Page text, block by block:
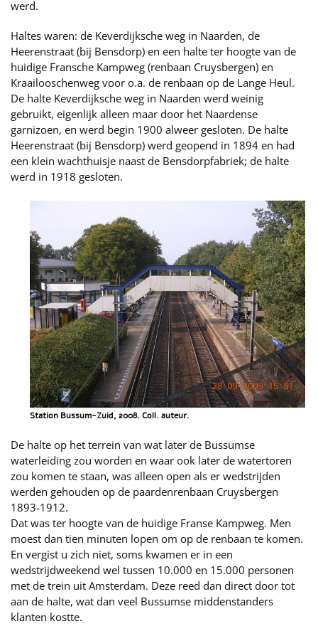
werd.
Haltes waren: de Keverdijksche weg in Naarden, de
Heerenstraat (bij Bensdorp) en een halte ter hoogte van de
huidige Fransche Kampweg (renbaan Cruysbergen) en
Kraailooschenweg voor o.a. de renbaan op de Lange Heul.
De halte Keverdijksche weg in Naarden werd weinig
gebruikt, eigenlijk alleen maar door het Naardense
garnizoen, en werd begin 1900 alweer gesloten. De halte
Heerenstraat (bij Bensdorp) werd geopend in 1894 en had
een klein wachthuisje naast de Bensdorpfabriek; de halte
werd in 1918 gesloten.
Station Bussum-Zuid, 2008. Coll. auteur.
De halte op het terrein van wat later de Bussumse
waterleiding zou worden en waar ook later de watertoren
zou komen te staan, was alleen open als er wedstrijden
werden gehouden op de paardenrenbaan Cruysbergen
1893-1912.
Dat was ter hoogte van de huidige Franse Kampweg. Men
moest dan tien minuten lopen om op de renbaan te komen.
En vergist u zich niet, soms kwamen er in een
wedstrijdweekend wel tussen 10.000 en 15.000 personen
met de trein uit Amsterdam. Deze reed dan direct door tot
aan de halte, wat dan veel Bussumse middenstanders
klanten kostte.